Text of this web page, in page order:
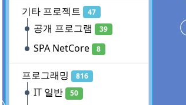
기타 프로젝트 47
공개 프로그램 39
SPA NetCore 8
프로그래밍 816
IT 일반 50